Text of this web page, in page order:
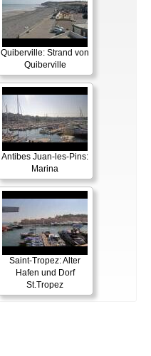
Quiberville: Strand von
Quiberville
Antibes Juan-les-Pins:
Marina
Saint-Tropez: Alter
Hafen und Dorf
St.Tropez